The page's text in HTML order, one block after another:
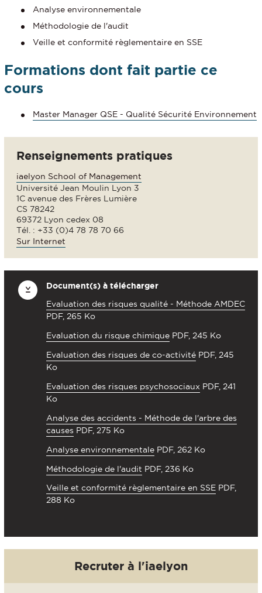
Analyse environnementale
Méthodologie de l'audit
Veille et conformité règlementaire en SSE
Formations dont fait partie ce
cours
Master Manager QSE - Qualité Sécurité Environnement
Renseignements pratiques
iaelyon School of Management
Université Jean Moulin Lyon 3
1C avenue des Frères Lumière
CS 78242
69372 Lyon cedex 08
Tél. : +33 (0)4 78 78 70 66
Sur Internet
Document(s) à télécharger
Evaluation des risques qualité - Méthode AMDEC
PDF, 265 Ko
Evaluation du risque chimique PDF, 245 Ko
Evaluation des risques de co-activité PDF, 245
Ko
Evaluation des risques psychosociaux PDF, 241
Ko
Analyse des accidents - Méthode de l'arbre des
causes PDF, 275 Ko
Analyse environnementale PDF, 262 Ko
Méthodologie de l'audit PDF, 236 Ko
Veille et conformité règlementaire en SSE PDF,
288 Ko
Recruter à l'iaelyon